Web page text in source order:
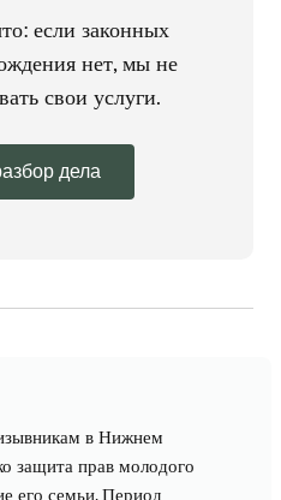
если законных
нет, мы не
свои услуги.
дела
в Нижнем
защита прав молодого
его семьи. Период